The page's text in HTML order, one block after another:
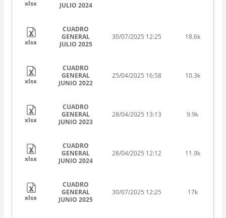
xlsx
JULIO 2024
xlsx
CUADRO
GENERAL
JULIO 2025
30/07/2025 12:25 18.6k
xlsx
CUADRO
GENERAL
JUNIO 2022
25/04/2025 16:58 10.3k
xlsx
CUADRO
GENERAL
JUNIO 2023
28/04/2025 13:13 9.9k
xlsx
CUADRO
GENERAL
JUNIO 2024
28/04/2025 12:12 11.9k
xlsx
CUADRO
GENERAL
JUNIO 2025
30/07/2025 12:25 17k